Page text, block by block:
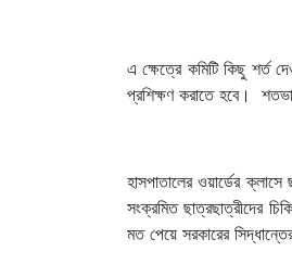
এ ক্ষেত্রে কমিটি কিছু শর্ত
প্রশিক্ষণ করাতে হবে।
হাসপাতালের ওয়ার্ডের
সংক্রমিত ছাত্রছাত্রীদের
মত পেয়ে সরকারের